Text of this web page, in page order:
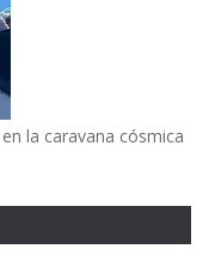
la caravana cósmica